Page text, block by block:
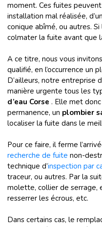
moment. Ces fuites
installation mal réalisée,
conique abîmé, ou autres.
colmater la fuite avant que
A ce titre, nous vous
qualifié, en l’occurrence un
D’ailleurs, notre entreprise
manière urgente tous les
d’eau Corse . Elle met
permanence, un plombier
localiser la fuite dans le
Pour ce faire, il ferme
recherche de fuite non-
technique d’inspection par
traceur, ou autres. Par la
molette, collier de serrage,
resserrer les écrous, etc.
Dans certains cas, le